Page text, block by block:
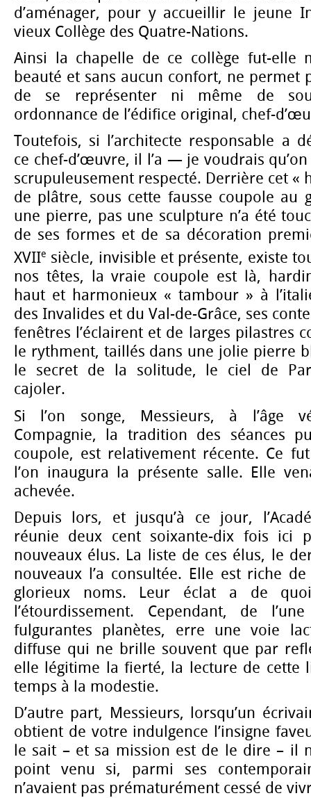
d’aménager, pour y accueillir le jeune
vieux Collège des Quatre-Nations.
Ainsi la chapelle de ce collège fut-elle
beauté et sans aucun confort, ne permet
de se représenter ni même de
ordonnance de l’édifice original, chef-
Toutefois, si l’architecte responsable a
ce chef-d’œuvre, il l’a — je voudrais
scrupuleusement respecté. Derrière cet «
de plâtre, sous cette fausse coupole au
une pierre, pas une sculpture n’a été
de ses formes et de sa décoration
XVIIe siècle, invisible et présente, existe
nos têtes, la vraie coupole est là,
haut et harmonieux « tambour » à
des Invalides et du Val-de-Grâce, ses
fenêtres l’éclairent et de larges pilastres
le rythment, taillés dans une jolie pierre
le secret de la solitude, le ciel de
cajoler.
Si l’on songe, Messieurs, à l’âge
Compagnie, la tradition des séances
coupole, est relativement récente. Ce
l’on inaugura la présente salle. Elle
achevée.
Depuis lors, et jusqu’à ce jour,
réunie deux cent soixante-dix fois ici
nouveaux élus. La liste de ces élus, le
nouveaux l’a consultée. Elle est riche
glorieux noms. Leur éclat a de
l’étourdissement. Cependant, de
fulgurantes planètes, erre une voie
diffuse qui ne brille souvent que par
elle légitime la fierté, la lecture de cette
temps à la modestie.
D’autre part, Messieurs, lorsqu’un
obtient de votre indulgence l’insigne
le sait – et sa mission est de le dire – il
point venu si, parmi ses
n’avaient pas prématurément cessé de